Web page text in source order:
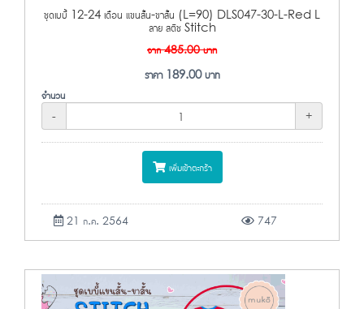
ชุดเบบี้ 12-24 เดือน แขนสั้น-ขาสั้น (L=90) DLS047-30-L-Red L
ลาย สติช Stitch
จาก485.00บาท
ราคา 189.00บาท
จำนวน
-
+
เพิ่มเข้าตะกร้า
21 ก.ค. 2564 747